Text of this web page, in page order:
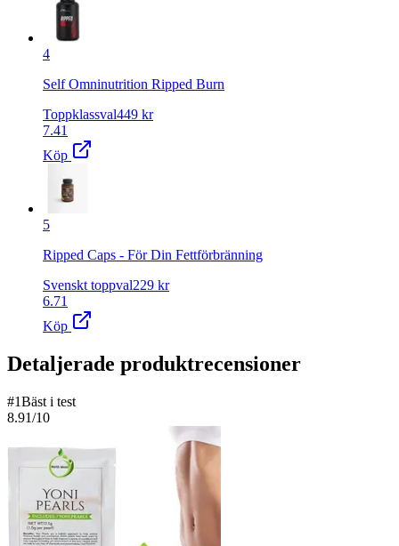
4
Self Omninutrition Ripped Burn
Toppklassval449 kr
7.41
Köp
5
Ripped Caps ‐ För Din Fettförbränning
Svenskt toppval229 kr
6.71
Köp
Detaljerade produktrecensioner
#1Bäst i test
8.91/10